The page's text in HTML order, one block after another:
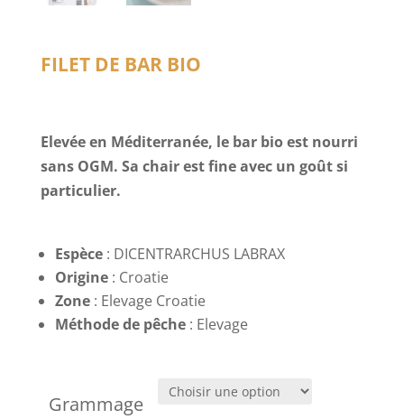
Filet de bar bio
Elevée en Méditerranée, le bar bio est nourri
sans OGM. Sa chair est fine avec un goût si
particulier.
Espèce: DICENTRARCHUS LABRAX
Origine: Croatie
Zone: Elevage Croatie
Méthode de pêche: Elevage
Grammage